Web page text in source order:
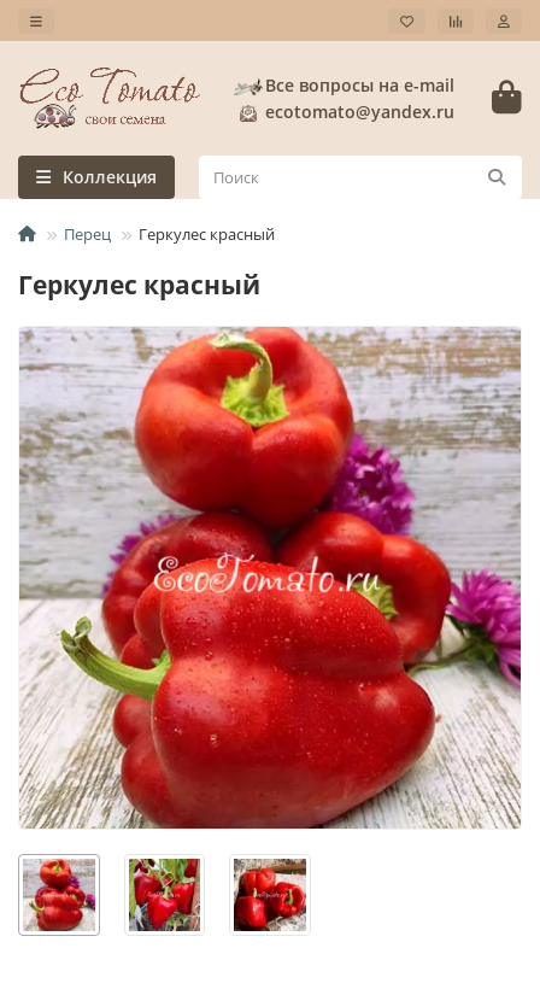
Все вопросы на e-mail
ecotomato@yandex.ru
Коллекция
Перец Геркулес красный
Геркулес красный